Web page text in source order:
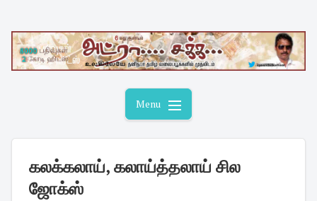
content
Menu
கலக்கலாய், கலாய்த்தலாய் சில
ஜோக்ஸ்